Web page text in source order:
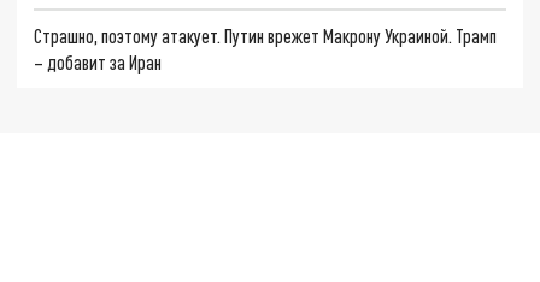
Страшно, поэтому атакует. Путин врежет Макрону Украиной. Трамп
– добавит за Иран